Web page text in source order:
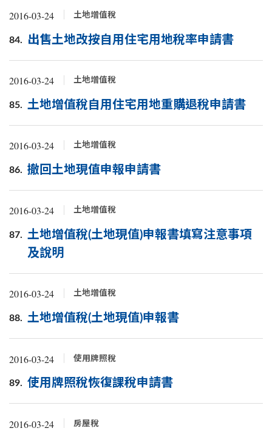
2016-03-24 土地增值稅
84. 出售土地改按自用住宅用地稅率申請書
2016-03-24 土地增值稅
85. 土地增值稅自用住宅用地重購退稅申請書
2016-03-24 土地增值稅
86. 撤回土地現值申報申請書
2016-03-24 土地增值稅
87. 土地增值稅(土地現值)申報書填寫注意事項
及說明
2016-03-24 土地增值稅
88. 土地增值稅(土地現值)申報書
2016-03-24 使用牌照稅
89. 使用牌照稅恢復課稅申請書
2016-03-24 房屋稅